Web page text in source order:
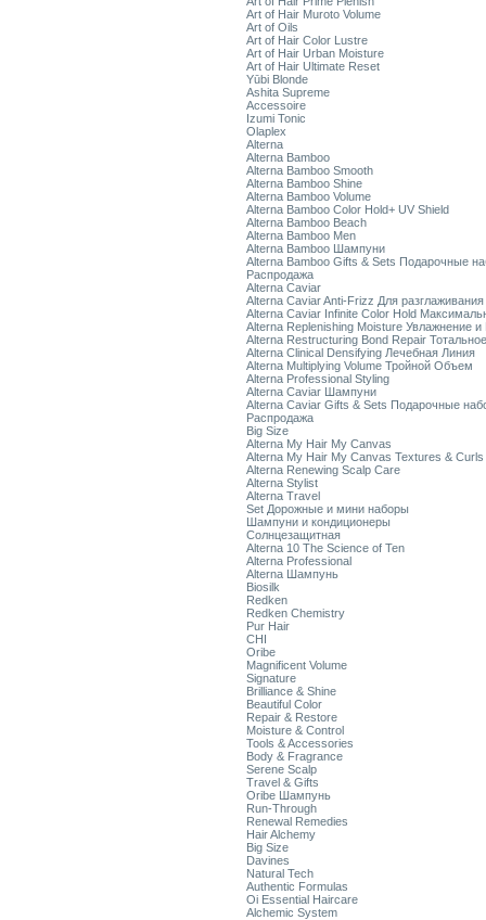
Art of Hair Muroto Volume
Art of Oils
Art of Hair Color Lustre
Art of Hair Urban Moisture
Art of Hair Ultimate Reset
Yūbi Blonde
Ashita Supreme
Accessoire
Izumi Tonic
Olaplex
Alterna
Alterna Bamboo
Alterna Bamboo Smooth
Alterna Bamboo Shine
Alterna Bamboo Volume
Alterna Bamboo Color Hold+ UV Shield
Alterna Bamboo Beach
Alterna Bamboo Men
Alterna Bamboo Шампуни
Alterna Bamboo Gifts & Sets Подарочные
Распродажа
Alterna Caviar
Alterna Caviar Anti-Frizz Для
Alterna Caviar Infinite Color Hold
Alterna Replenishing Moisture Увлажнение и
Alterna Restructuring Bond Repair
Alterna Clinical Densifying Лечебная Линия
Alterna Multiplying Volume Тройной Объем
Alterna Professional Styling
Alterna Caviar Шампуни
Alterna Caviar Gifts & Sets Подарочные
Распродажа
Big Size
Alterna My Hair My Canvas
Alterna My Hair My Canvas Textures & Curls
Alterna Renewing Scalp Care
Alterna Stylist
Alterna Travel
Set Дорожные и мини наборы
Шампуни и кондиционеры
Солнцезащитная
Alterna 10 The Science of Ten
Alterna Professional
Alterna Шампунь
Biosilk
Redken
Redken Chemistry
Pur Hair
CHI
Oribe
Magnificent Volume
Signature
Brilliance & Shine
Beautiful Color
Repair & Restore
Moisture & Control
Tools & Accessories
Body & Fragrance
Serene Scalp
Travel & Gifts
Oribe Шампунь
Run-Through
Renewal Remedies
Hair Alchemy
Big Size
Davines
Natural Tech
Authentic Formulas
Oi Essential Haircare
Alchemic System